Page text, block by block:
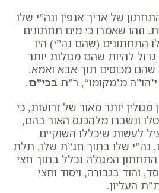
של אריך אנפין ונה”י שלו
וזהו שאמרו כי מים תחתונים
התחתונים (שהם נה”י) היו
גדול להיות שהם מגולות יותר
שהם מכוסים תוך אבא ואמא.
מ’מקומו“, ר”ת בכי”ם.
מגולין יותר מאור של זרועות, כי
ונשברו מלהכנס האור בהם,
לעשות שיכללו השוקיים
נה”י שלו בתוך חג”ת שלו, תלת
המגולה נכלל בתוך חצי
והוד בגבורה, ויסוד וחצי
העליון.